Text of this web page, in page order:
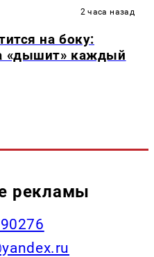
2 часа назад
на боку:
«дышит» каждый
рекламы